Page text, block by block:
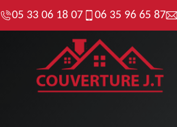
05 33 06 18 07 06 35 96 65 87